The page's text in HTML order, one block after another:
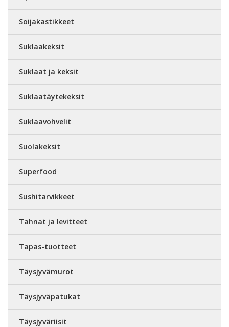
Soijakastikkeet
Suklaakeksit
Suklaat ja keksit
Suklaatäytekeksit
Suklaavohvelit
Suolakeksit
Superfood
Sushitarvikkeet
Tahnat ja levitteet
Tapas-tuotteet
Täysjyvämurot
Täysjyväpatukat
Täysjyväriisit